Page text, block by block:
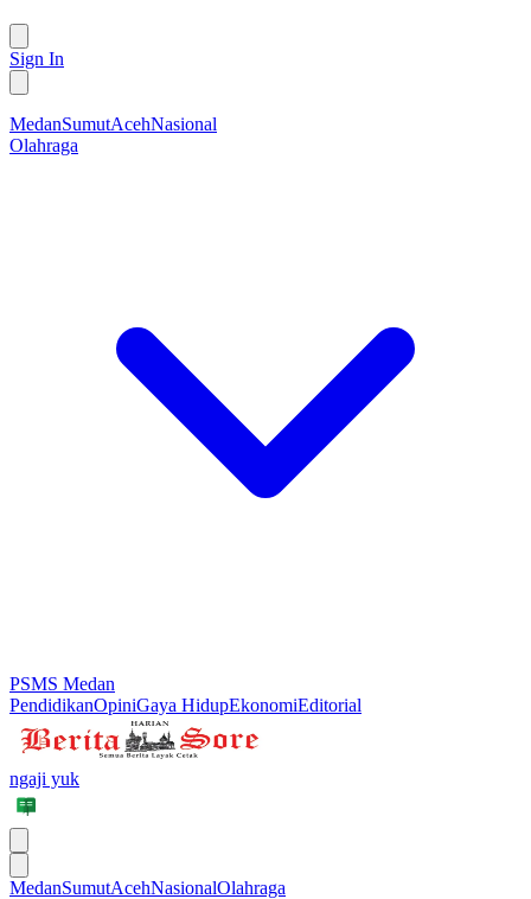
Sign In
MedanSumutAcehNasional
Olahraga
PSMS Medan
PendidikanOpiniGaya HidupEkonomiEditorial
ngaji yuk
MedanSumutAcehNasionalOlahraga